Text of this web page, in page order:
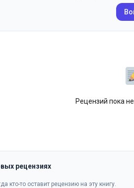
Рецензий пока
рецензиях
кто-то оставит рецензию на эту книгу.